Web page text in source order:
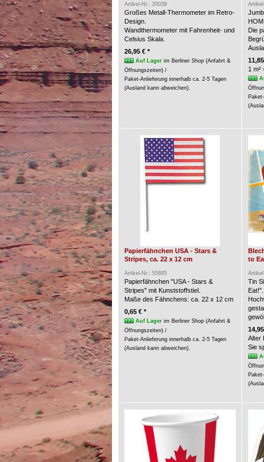
Artikel-Nr.: 20039
Großes Metall-Thermometer im Retro-
Design.
Wandthermometer mit Fahrenheit- und
Celsius Skala.
26,95 € *
Auf Lagerim Berliner Shop (Anfahrt &
Öffnungszeiten) /
Paket-Anlieferung innerhalb ca. 2-5 Tagen
(Ausland kann abweichen).
Die
1 m²
Papierfähnchen USA - Stars &
Stripes, ca. 22 x 12 cm
Artikel-Nr.: 55895
Papierfähnchen "USA - Stars &
Stripes" mit Kunststoffstiel.
Maße des Fähnchens: ca. 22 x 12 cm
0,65 € *
Auf Lagerim Berliner Shop (Anfahrt &
Öffnungszeiten) /
Paket-Anlieferung innerhalb ca. 2-5 Tagen
(Ausland kann abweichen).
to
Tin
Eat!".
Alter
Sie